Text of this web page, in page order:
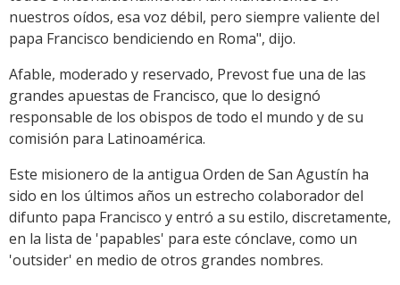
nuestros oídos, esa voz débil, pero siempre valiente del
papa Francisco bendiciendo en Roma", dijo.
Afable, moderado y reservado, Prevost fue una de las
grandes apuestas de Francisco, que lo designó
responsable de los obispos de todo el mundo y de su
comisión para Latinoamérica.
Este misionero de la antigua Orden de San Agustín ha
sido en los últimos años un estrecho colaborador del
difunto papa Francisco y entró a su estilo, discretamente,
en la lista de 'papables' para este cónclave, como un
'outsider' en medio de otros grandes nombres.